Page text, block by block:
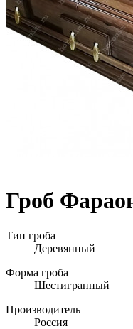
Гроб
Тип гроба
Деревянный
Форма гроба
Шестигранный
Производитель
Россия